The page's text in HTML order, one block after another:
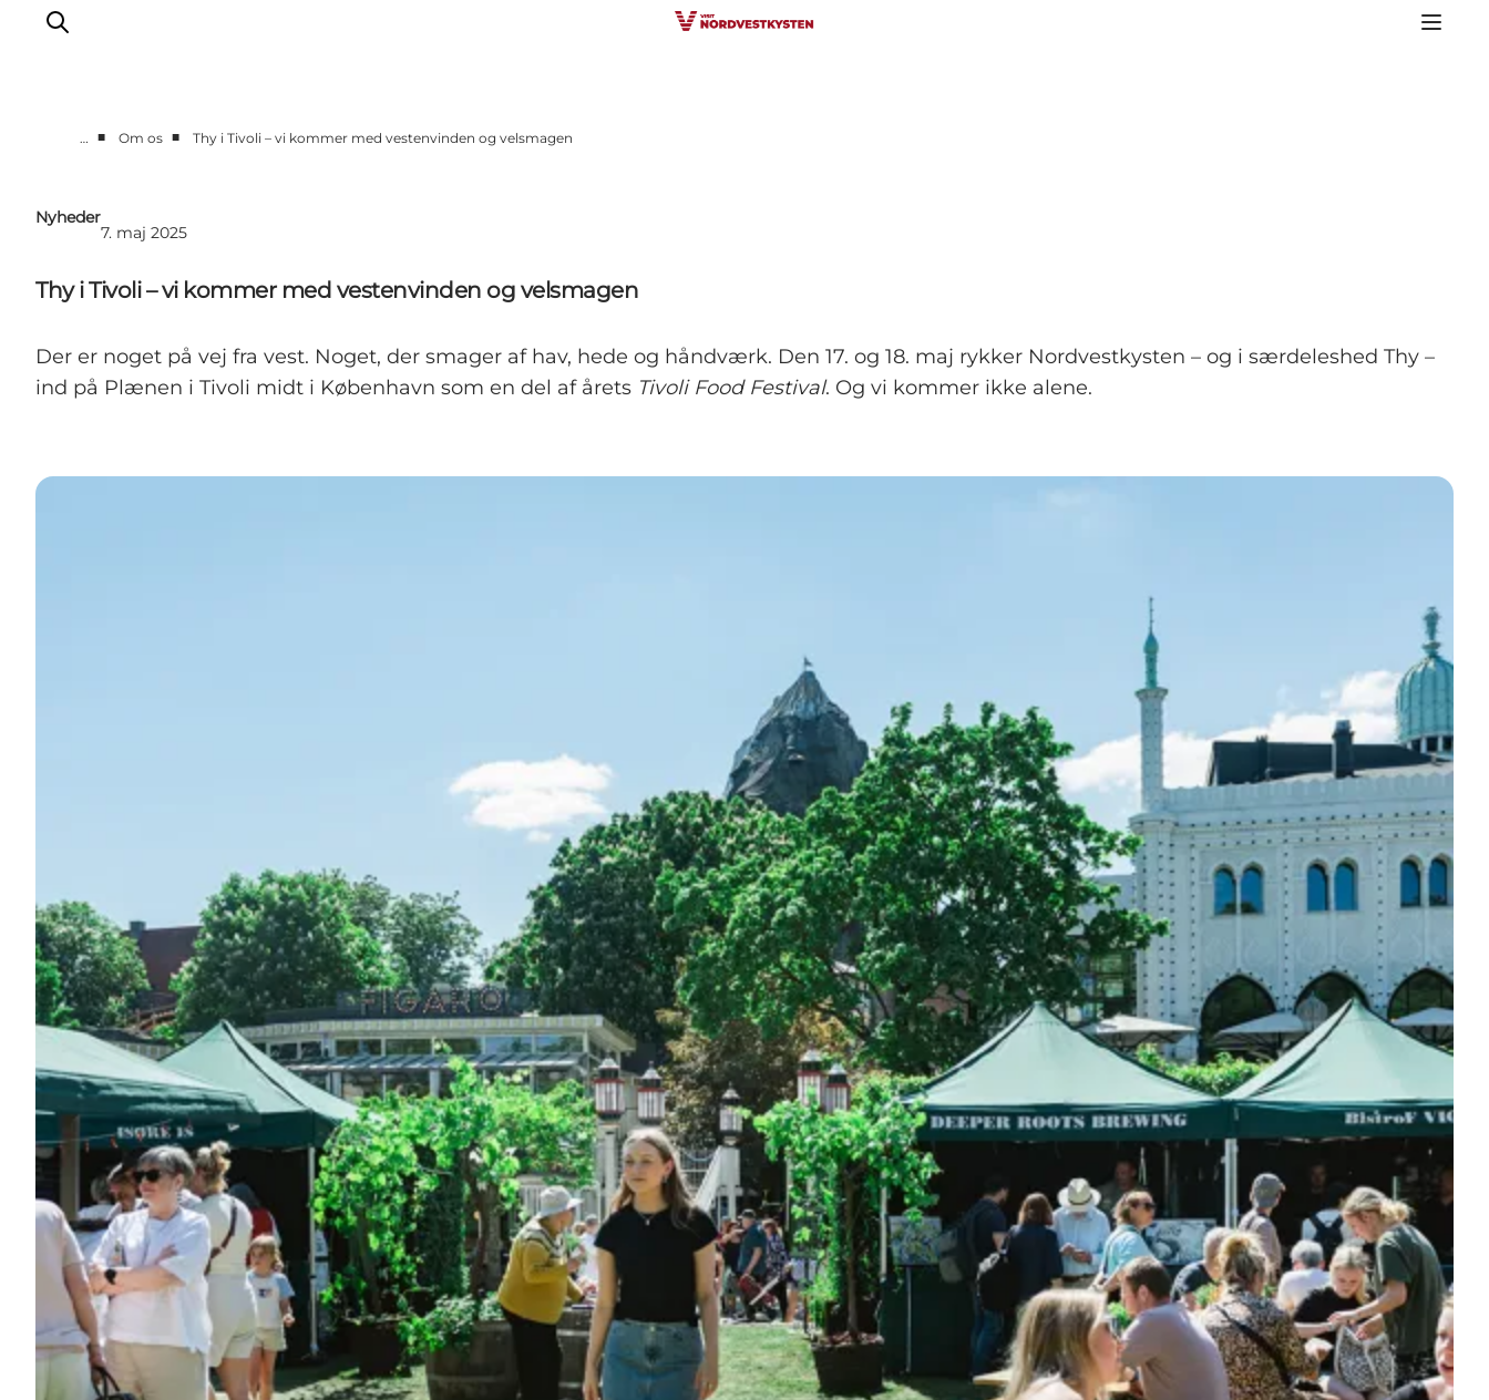
Nyheder
Presse
… ■ Om os ■ Thy i Tivoli – vi kommer med vestenvinden og velsmagen
Nyheder
7. maj 2025
Thy i Tivoli – vi kommer med vestenvinden og velsmagen
Der er noget på vej fra vest. Noget, der smager af hav, hede og håndværk. Den 17. og 18. maj rykker Nordvestkysten – og i særdeleshed Thy –
ind på Plænen i Tivoli midt i København som en del af årets Tivoli Food Festival. Og vi kommer ikke alene.